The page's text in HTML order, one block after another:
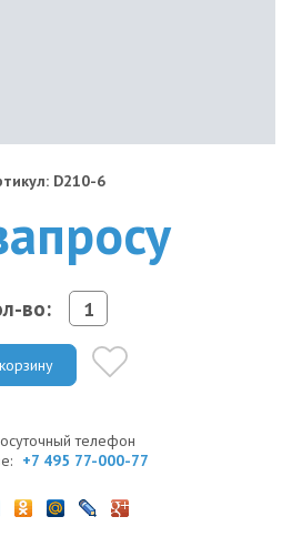
D210-6
во:
телефон
+7 495 77-000-77